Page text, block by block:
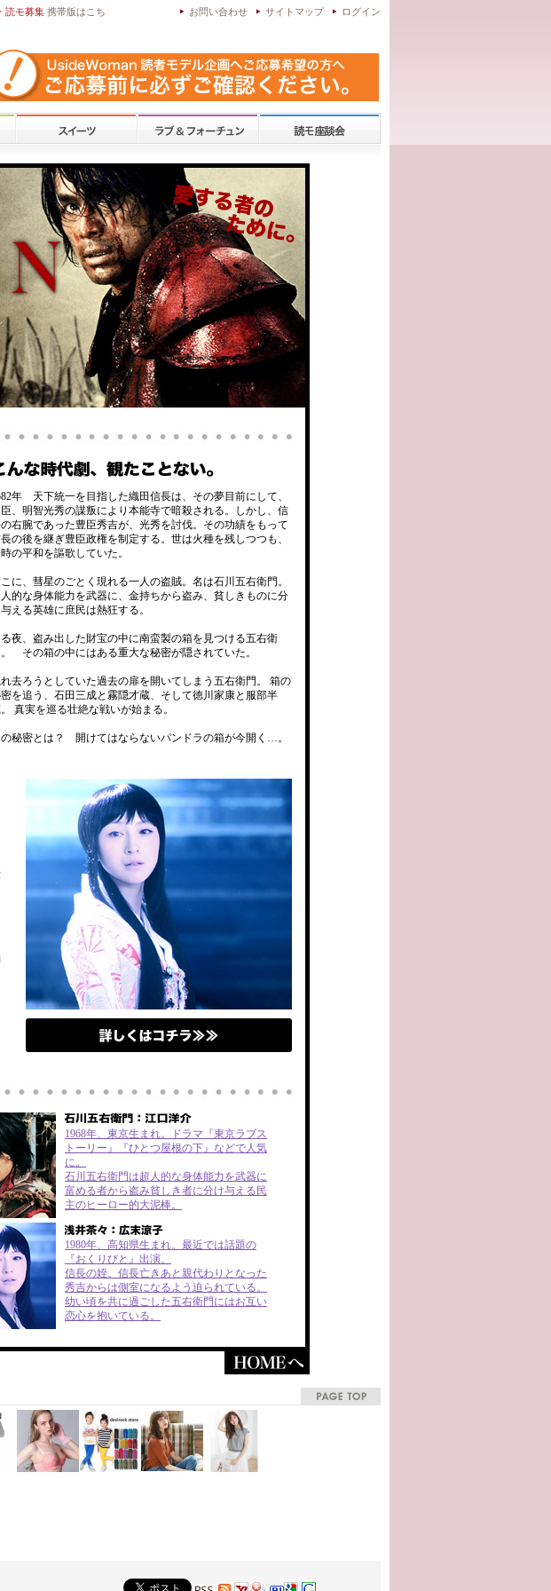
読モ募集 携帯版はこち
ログイン
サイトマップ
お問い合わせ
年 天下統一を目指した織田信長は、その夢目前にして、
、明智光秀の謀叛により本能寺で暗殺される。しかし、信
右腕であった豊臣秀吉が、光秀を討伐。その功績をもって
の後を継ぎ豊臣政権を制定する。世は火種を残しつつも、
の平和を謳歌していた。
に、彗星のごとく現れる一人の盗賊。名は石川五右衛門。
的な身体能力を武器に、金持ちから盗み、貧しきものに分
える英雄に庶民は熱狂する。
夜、盗み出した財宝の中に南蛮製の箱を見つける五右衛
その箱の中にはある重大な秘密が隠されていた。
去ろうとしていた過去の扉を開いてしまう五右衛門。 箱の
を追う、石田三成と霧隠才蔵、そして徳川家康と服部半
真実を巡る壮絶な戦いが始まる。
の秘密とは？ 開けてはならないパンドラの箱が今開く…。
1968年、東京生まれ。ドラマ『東京ラブス
トーリー』『ひとつ屋根の下』などで人気
に。
石川五右衛門は超人的な身体能力を武器に
富める者から盗み貧しき者に分け与える民
主のヒーロー的大泥棒。
1980年、高知県生まれ。最近では話題の
『おくりびと』出演。
信長の姪。信長亡きあと親代わりとなった
秀吉からは側室になるよう迫られている。
幼い頃を共に過ごした五右衛門にはお互い
恋心を抱いている。